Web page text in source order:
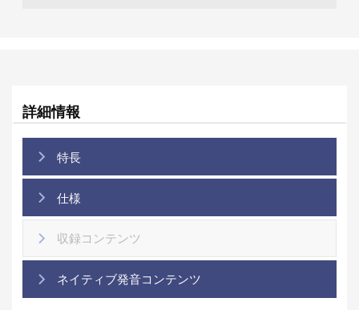
詳細情報
特長
仕様
収録コンテンツ
ネイティブ発音コンテンツ